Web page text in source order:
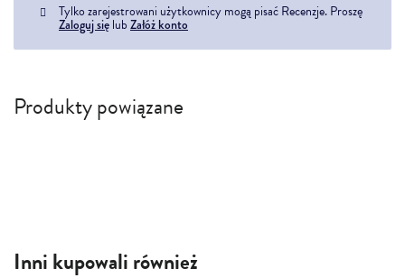
Tylko zarejestrowani użytkownicy mogą pisać Recenzje. Proszę
Zaloguj się lub Załóż konto
Produkty powiązane
Inni kupowali również